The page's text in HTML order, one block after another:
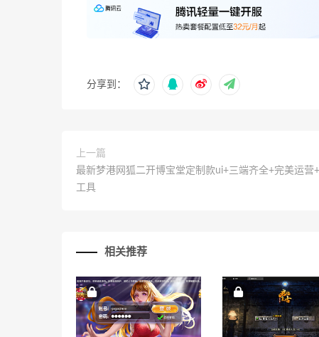
分享到：
上一篇
最新梦港网狐二开博宝堂定制款ui+三端齐全+完美运营
工具
相关推荐